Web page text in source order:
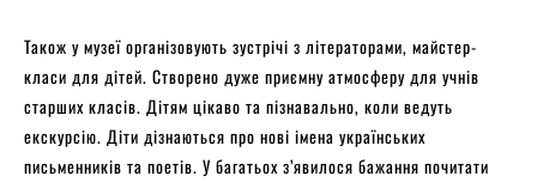
Також у музеї організовують зустрічі з літераторами, майстер-
класи для дітей. Створено дуже приємну атмосферу для учнів
старших класів. Дітям цікаво та пізнавально, коли ведуть
екскурсію. Діти дізнаються про нові імена українських
письменників та поетів. У багатьох з’явилося бажання почитати